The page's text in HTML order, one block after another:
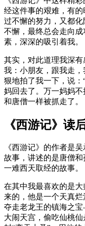
经这件事的艰难，有
过不懈的努力，又都
不懈，最终总会走向
素，深深的吸引着我。
其实，对此道理我深
我：小朋友，跟我走
狠地拍了我一下，说
妈回去了。万一妈妈
和唐僧一样被抓走了。
《西游记》读
《西游记》的作者是
故事，讲述的是唐僧
一难西天取经的故事。
在其中我最喜欢的是
来的，他是一个天真
夺走老龙王的镇海之
大闹天宫，偷吃仙桃